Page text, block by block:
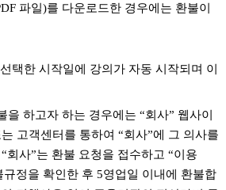
파일)를 다운로드한 경우에는 환불이
택한 시작일에 강의가 자동 시작되며 이
을 하고자 하는 경우에는 “회사” 웹사이
고객센터를 통하여 “회사”에 그 의사를
회사”는 환불 요청을 접수하고 “이용
규정을 확인한 후 5영업일 이내에 환불합